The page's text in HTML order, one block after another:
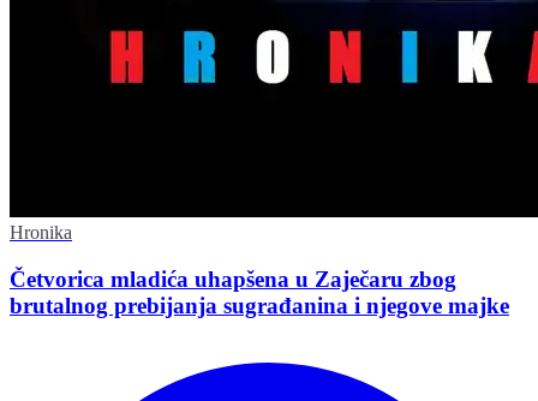
Hronika
Četvorica mladića uhapšena u Zaječaru zbog
brutalnog prebijanja sugrađanina i njegove majke